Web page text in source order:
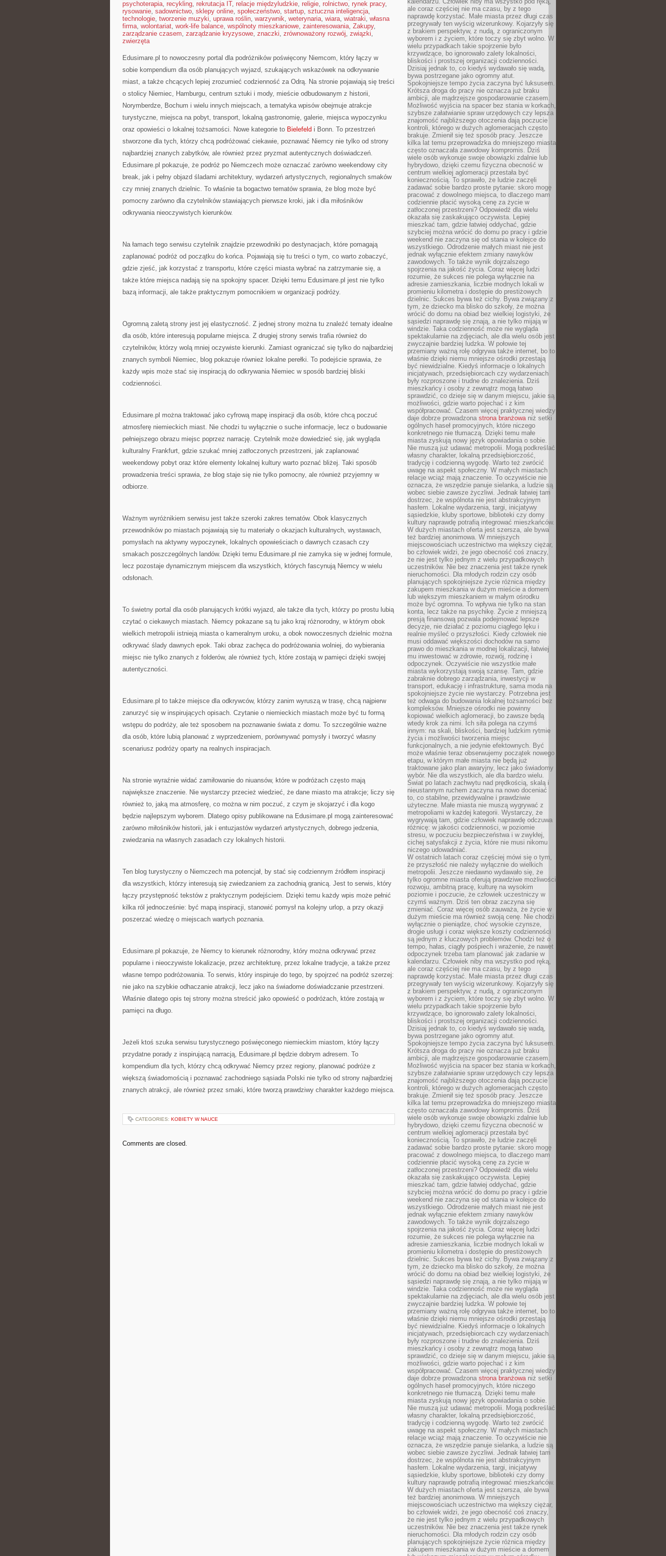
psychoterapia, recykling, rekrutacja IT, relacje międzyludzkie, religie, rolnictwo, rynek pracy,
rysowanie, sadownictwo, sklepy online, społeczeństwo, startup, sztuczna inteligencja,
technologie, tworzenie muzyki, uprawa roślin, warzywnik, weterynaria, wiara, wiatraki, własna
firma, wolontariat, work-life balance, wspólnoty mieszkaniowe, zainteresowania, Zakupy,
zarządzanie czasem, zarządzanie kryzysowe, znaczki, zrównoważony rozwój, związki,
zwierzęta
Edusimare.pl to nowoczesny portal dla podróżników poświęcony Niemcom, który łączy w
sobie kompendium dla osób planujących wyjazd, szukających wskazówek na odkrywanie
miast, a także chcących lepiej zrozumieć codzienność za Odrą. Na stronie pojawiają się treści
o stolicy Niemiec, Hamburgu, centrum sztuki i mody, mieście odbudowanym z historii,
Norymberdze, Bochum i wielu innych miejscach, a tematyka wpisów obejmuje atrakcje
turystyczne, miejsca na pobyt, transport, lokalną gastronomię, galerie, miejsca wypoczynku
oraz opowieści o lokalnej tożsamości. Nowe kategorie to Bielefeld i Bonn. To przestrzeń
stworzone dla tych, którzy chcą podróżować ciekawie, poznawać Niemcy nie tylko od strony
najbardziej znanych zabytków, ale również przez pryzmat autentycznych doświadczeń.
Edusimare.pl pokazuje, że podróż po Niemczech może oznaczać zarówno weekendowy city
break, jak i pełny objazd śladami architektury, wydarzeń artystycznych, regionalnych smaków
czy mniej znanych dzielnic. To właśnie ta bogactwo tematów sprawia, że blog może być
pomocny zarówno dla czytelników stawiających pierwsze kroki, jak i dla miłośników
odkrywania nieoczywistych kierunków.
Na łamach tego serwisu czytelnik znajdzie przewodniki po destynacjach, które pomagają
zaplanować podróż od początku do końca. Pojawiają się tu treści o tym, co warto zobaczyć,
gdzie zjeść, jak korzystać z transportu, które części miasta wybrać na zatrzymanie się, a
także które miejsca nadają się na spokojny spacer. Dzięki temu Edusimare.pl jest nie tylko
bazą informacji, ale także praktycznym pomocnikiem w organizacji podróży.
Ogromną zaletą strony jest jej elastyczność. Z jednej strony można tu znaleźć tematy idealne
dla osób, które interesują popularne miejsca. Z drugiej strony serwis trafia również do
czytelników, którzy wolą mniej oczywiste kierunki. Zamiast ograniczać się tylko do najbardziej
znanych symboli Niemiec, blog pokazuje również lokalne perełki. To podejście sprawia, że
każdy wpis może stać się inspiracją do odkrywania Niemiec w sposób bardziej bliski
codzienności.
Edusimare.pl można traktować jako cyfrową mapę inspiracji dla osób, które chcą poczuć
atmosferę niemieckich miast. Nie chodzi tu wyłącznie o suche informacje, lecz o budowanie
pełniejszego obrazu miejsc poprzez narrację. Czytelnik może dowiedzieć się, jak wygląda
kulturalny Frankfurt, gdzie szukać mniej zatłoczonych przestrzeni, jak zaplanować
weekendowy pobyt oraz które elementy lokalnej kultury warto poznać bliżej. Taki sposób
prowadzenia treści sprawia, że blog staje się nie tylko pomocny, ale również przyjemny w
odbiorze.
Ważnym wyróżnikiem serwisu jest także szeroki zakres tematów. Obok klasycznych
przewodników po miastach pojawiają się tu materiały o okazjach kulturalnych, wystawach,
pomysłach na aktywny wypoczynek, lokalnych opowieściach o dawnych czasach czy
smakach poszczególnych landów. Dzięki temu Edusimare.pl nie zamyka się w jednej formule,
lecz pozostaje dynamicznym miejscem dla wszystkich, których fascynują Niemcy w wielu
odsłonach.
To świetny portal dla osób planujących krótki wyjazd, ale także dla tych, którzy po prostu lubią
czytać o ciekawych miastach. Niemcy pokazane są tu jako kraj różnorodny, w którym obok
wielkich metropolii istnieją miasta o kameralnym uroku, a obok nowoczesnych dzielnic można
odkrywać ślady dawnych epok. Taki obraz zachęca do podróżowania wolniej, do wybierania
miejsc nie tylko znanych z folderów, ale również tych, które zostają w pamięci dzięki swojej
autentyczności.
Edusimare.pl to także miejsce dla odkrywców, którzy zanim wyruszą w trasę, chcą najpierw
zanurzyć się w inspirujących opisach. Czytanie o niemieckich miastach może być tu formą
wstępu do podróży, ale też sposobem na poznawanie świata z domu. To szczególnie ważne
dla osób, które lubią planować z wyprzedzeniem, porównywać pomysły i tworzyć własny
scenariusz podróży oparty na realnych inspiracjach.
Na stronie wyraźnie widać zamiłowanie do niuansów, które w podróżach często mają
największe znaczenie. Nie wystarczy przecież wiedzieć, że dane miasto ma atrakcje; liczy się
również to, jaką ma atmosferę, co można w nim poczuć, z czym je skojarzyć i dla kogo
będzie najlepszym wyborem. Dlatego opisy publikowane na Edusimare.pl mogą zainteresować
zarówno miłośników historii, jak i entuzjastów wydarzeń artystycznych, dobrego jedzenia,
zwiedzania na własnych zasadach czy lokalnych historii.
Ten blog turystyczny o Niemczech ma potencjał, by stać się codziennym źródłem inspiracji
dla wszystkich, którzy interesują się zwiedzaniem za zachodnią granicą. Jest to serwis, który
łączy przystępność tekstów z praktycznym podejściem. Dzięki temu każdy wpis może pełnić
kilka ról jednocześnie: być mapą inspiracji, stanowić pomysł na kolejny urlop, a przy okazji
poszerzać wiedzę o miejscach wartych poznania.
Edusimare.pl pokazuje, że Niemcy to kierunek różnorodny, który można odkrywać przez
popularne i nieoczywiste lokalizacje, przez architekturę, przez lokalne tradycje, a także przez
własne tempo podróżowania. To serwis, który inspiruje do tego, by spojrzeć na podróż szerzej:
nie jako na szybkie odhaczanie atrakcji, lecz jako na świadome doświadczanie przestrzeni.
Właśnie dlatego opis tej strony można streścić jako opowieść o podróżach, które zostają w
pamięci na długo.
Jeżeli ktoś szuka serwisu turystycznego poświęconego niemieckim miastom, który łączy
przydatne porady z inspirującą narracją, Edusimare.pl będzie dobrym adresem. To
kompendium dla tych, którzy chcą odkrywać Niemcy przez regiony, planować podróże z
większą świadomością i poznawać zachodniego sąsiada Polski nie tylko od strony najbardziej
znanych atrakcji, ale również przez smaki, które tworzą prawdziwy charakter każdego miejsca.
CATEGORIES: KOBIETY W NAUCE
Comments are closed.
ale coraz częściej nie ma czasu, by z tego
naprawdę korzystać. Małe miasta przez długi czas
przegrywały ten wyścig wizerunkowy. Kojarzyły się
z brakiem perspektyw, z nudą, z ograniczonym
wyborem i z życiem, które toczy się zbyt wolno. W
wielu przypadkach takie spojrzenie było
krzywdzące, bo ignorowało zalety lokalności,
bliskości i prostszej organizacji codzienności.
Dzisiaj jednak to, co kiedyś wydawało się wadą,
bywa postrzegane jako ogromny atut.
Spokojniejsze tempo życia zaczyna być luksusem.
Krótsza droga do pracy nie oznacza już braku
ambicji, ale mądrzejsze gospodarowanie czasem.
Możliwość wyjścia na spacer bez stania w korkach,
szybsze załatwianie spraw urzędowych czy lepsza
znajomość najbliższego otoczenia dają poczucie
kontroli, którego w dużych aglomeracjach często
brakuje. Zmienił się też sposób pracy. Jeszcze
kilka lat temu przeprowadzka do mniejszego miasta
często oznaczała zawodowy kompromis. Dziś
wiele osób wykonuje swoje obowiązki zdalnie lub
hybrydowo, dzięki czemu fizyczna obecność w
centrum wielkiej aglomeracji przestała być
koniecznością. To sprawiło, że ludzie zaczęli
zadawać sobie bardzo proste pytanie: skoro mogę
pracować z dowolnego miejsca, to dlaczego mam
codziennie płacić wysoką cenę za życie w
zatłoczonej przestrzeni? Odpowiedź dla wielu
okazała się zaskakująco oczywista. Lepiej
mieszkać tam, gdzie łatwiej oddychać, gdzie
szybciej można wrócić do domu po pracy i gdzie
weekend nie zaczyna się od stania w kolejce do
wszystkiego. Odrodzenie małych miast nie jest
jednak wyłącznie efektem zmiany nawyków
zawodowych. To także wynik dojrzalszego
spojrzenia na jakość życia. Coraz więcej ludzi
rozumie, że sukces nie polega wyłącznie na
adresie zamieszkania, liczbie modnych lokali w
promieniu kilometra i dostępie do prestiżowych
dzielnic. Sukces bywa też cichy. Bywa związany z
tym, że dziecko ma blisko do szkoły, że można
wrócić do domu na obiad bez wielkiej logistyki, że
sąsiedzi naprawdę się znają, a nie tylko mijają w
windzie. Taka codzienność może nie wygląda
spektakularnie na zdjęciach, ale dla wielu osób jest
zwyczajnie bardziej ludzka. W połowie tej
przemiany ważną rolę odgrywa także internet, bo to
właśnie dzięki niemu mniejsze ośrodki przestają
być niewidzialne. Kiedyś informacje o lokalnych
inicjatywach, przedsiębiorcach czy wydarzeniach
były rozproszone i trudne do znalezienia. Dziś
mieszkańcy i osoby z zewnątrz mogą łatwo
sprawdzić, co dzieje się w danym miejscu, jakie są
możliwości, gdzie warto pojechać i z kim
współpracować. Czasem więcej praktycznej wiedzy
daje dobrze prowadzona strona branżowaniż setki
ogólnych haseł promocyjnych, które niczego
konkretnego nie tłumaczą. Dzięki temu małe
miasta zyskują nowy język opowiadania o sobie.
Nie muszą już udawać metropolii. Mogą podkreślać
własny charakter, lokalną przedsiębiorczość,
tradycję i codzienną wygodę. Warto też zwrócić
uwagę na aspekt społeczny. W małych miastach
relacje wciąż mają znaczenie. To oczywiście nie
oznacza, że wszędzie panuje sielanka, a ludzie są
wobec siebie zawsze życzliwi. Jednak łatwiej tam
dostrzec, że wspólnota nie jest abstrakcyjnym
hasłem. Lokalne wydarzenia, targi, inicjatywy
sąsiedzkie, kluby sportowe, biblioteki czy domy
kultury naprawdę potrafią integrować mieszkańców.
W dużych miastach oferta jest szersza, ale bywa
też bardziej anonimowa. W mniejszych
miejscowościach uczestnictwo ma większy ciężar,
bo człowiek widzi, że jego obecność coś znaczy,
że nie jest tylko jednym z wielu przypadkowych
uczestników. Nie bez znaczenia jest także rynek
nieruchomości. Dla młodych rodzin czy osób
planujących spokojniejsze życie różnica między
zakupem mieszkania w dużym mieście a domem
lub większym mieszkaniem w małym ośrodku
może być ogromna. To wpływa nie tylko na stan
konta, lecz także na psychikę. Życie z mniejszą
presją finansową pozwala podejmować lepsze
decyzje, nie działać z poziomu ciągłego lęku i
realnie myśleć o przyszłości. Kiedy człowiek nie
musi oddawać większości dochodów na samo
prawo do mieszkania w modnej lokalizacji, łatwiej
mu inwestować w zdrowie, rozwój, rodzinę i
odpoczynek. Oczywiście nie wszystkie małe
miasta wykorzystają swoją szansę. Tam, gdzie
zabraknie dobrego zarządzania, inwestycji w
transport, edukację i infrastrukturę, sama moda na
spokojniejsze życie nie wystarczy. Potrzebna jest
też odwaga do budowania lokalnej tożsamości bez
kompleksów. Mniejsze ośrodki nie powinny
kopiować wielkich aglomeracji, bo zawsze będą
wtedy krok za nimi. Ich siła polega na czymś
innym: na skali, bliskości, bardziej ludzkim rytmie
życia i możliwości tworzenia miejsc
funkcjonalnych, a nie jedynie efektownych. Być
może właśnie teraz obserwujemy początek nowego
etapu, w którym małe miasta nie będą już
traktowane jako plan awaryjny, lecz jako świadomy
wybór. Nie dla wszystkich, ale dla bardzo wielu.
Świat po latach zachwytu nad prędkością, skalą i
nieustannym ruchem zaczyna na nowo doceniać
to, co stabilne, przewidywalne i prawdziwie
użyteczne. Małe miasta nie muszą wygrywać z
metropoliami w każdej kategorii. Wystarczy, że
wygrywają tam, gdzie człowiek naprawdę odczuwa
różnicę: w jakości codzienności, w poziomie
stresu, w poczuciu bezpieczeństwa i w zwykłej,
cichej satysfakcji z życia, które nie musi nikomu
niczego udowadniać.
W ostatnich latach coraz częściej mówi się o tym,
że przyszłość nie należy wyłącznie do wielkich
metropolii. Jeszcze niedawno wydawało się, że
tylko ogromne miasta oferują prawdziwe możliwości
rozwoju, ambitną pracę, kulturę na wysokim
poziomie i poczucie, że człowiek uczestniczy w
czymś ważnym. Dziś ten obraz zaczyna się
zmieniać. Coraz więcej osób zauważa, że życie w
dużym mieście ma również swoją cenę. Nie chodzi
wyłącznie o pieniądze, choć wysokie czynsze,
drogie usługi i coraz większe koszty codzienności
są jednym z kluczowych problemów. Chodzi też o
tempo, hałas, ciągły pośpiech i wrażenie, że nawet
odpoczynek trzeba tam planować jak zadanie w
kalendarzu. Człowiek niby ma wszystko pod ręką,
ale coraz częściej nie ma czasu, by z tego
naprawdę korzystać. Małe miasta przez długi czas
przegrywały ten wyścig wizerunkowy. Kojarzyły się
z brakiem perspektyw, z nudą, z ograniczonym
wyborem i z życiem, które toczy się zbyt wolno. W
wielu przypadkach takie spojrzenie było
krzywdzące, bo ignorowało zalety lokalności,
bliskości i prostszej organizacji codzienności.
Dzisiaj jednak to, co kiedyś wydawało się wadą,
bywa postrzegane jako ogromny atut.
Spokojniejsze tempo życia zaczyna być luksusem.
Krótsza droga do pracy nie oznacza już braku
ambicji, ale mądrzejsze gospodarowanie czasem.
Możliwość wyjścia na spacer bez stania w korkach,
szybsze załatwianie spraw urzędowych czy lepsza
znajomość najbliższego otoczenia dają poczucie
kontroli, którego w dużych aglomeracjach często
brakuje. Zmienił się też sposób pracy. Jeszcze
kilka lat temu przeprowadzka do mniejszego miasta
często oznaczała zawodowy kompromis. Dziś
wiele osób wykonuje swoje obowiązki zdalnie lub
hybrydowo, dzięki czemu fizyczna obecność w
centrum wielkiej aglomeracji przestała być
koniecznością. To sprawiło, że ludzie zaczęli
zadawać sobie bardzo proste pytanie: skoro mogę
pracować z dowolnego miejsca, to dlaczego mam
codziennie płacić wysoką cenę za życie w
zatłoczonej przestrzeni? Odpowiedź dla wielu
okazała się zaskakująco oczywista. Lepiej
mieszkać tam, gdzie łatwiej oddychać, gdzie
szybciej można wrócić do domu po pracy i gdzie
weekend nie zaczyna się od stania w kolejce do
wszystkiego. Odrodzenie małych miast nie jest
jednak wyłącznie efektem zmiany nawyków
zawodowych. To także wynik dojrzalszego
spojrzenia na jakość życia. Coraz więcej ludzi
rozumie, że sukces nie polega wyłącznie na
adresie zamieszkania, liczbie modnych lokali w
promieniu kilometra i dostępie do prestiżowych
dzielnic. Sukces bywa też cichy. Bywa związany z
tym, że dziecko ma blisko do szkoły, że można
wrócić do domu na obiad bez wielkiej logistyki, że
sąsiedzi naprawdę się znają, a nie tylko mijają w
windzie. Taka codzienność może nie wygląda
spektakularnie na zdjęciach, ale dla wielu osób jest
zwyczajnie bardziej ludzka. W połowie tej
przemiany ważną rolę odgrywa także internet, bo to
właśnie dzięki niemu mniejsze ośrodki przestają
być niewidzialne. Kiedyś informacje o lokalnych
inicjatywach, przedsiębiorcach czy wydarzeniach
były rozproszone i trudne do znalezienia. Dziś
mieszkańcy i osoby z zewnątrz mogą łatwo
sprawdzić, co dzieje się w danym miejscu, jakie są
możliwości, gdzie warto pojechać i z kim
współpracować. Czasem więcej praktycznej wiedzy
daje dobrze prowadzona strona branżowaniż setki
ogólnych haseł promocyjnych, które niczego
konkretnego nie tłumaczą. Dzięki temu małe
miasta zyskują nowy język opowiadania o sobie.
Nie muszą już udawać metropolii. Mogą podkreślać
własny charakter, lokalną przedsiębiorczość,
tradycję i codzienną wygodę. Warto też zwrócić
uwagę na aspekt społeczny. W małych miastach
relacje wciąż mają znaczenie. To oczywiście nie
oznacza, że wszędzie panuje sielanka, a ludzie są
wobec siebie zawsze życzliwi. Jednak łatwiej tam
dostrzec, że wspólnota nie jest abstrakcyjnym
hasłem. Lokalne wydarzenia, targi, inicjatywy
sąsiedzkie, kluby sportowe, biblioteki czy domy
kultury naprawdę potrafią integrować mieszkańców.
W dużych miastach oferta jest szersza, ale bywa
też bardziej anonimowa. W mniejszych
miejscowościach uczestnictwo ma większy ciężar,
bo człowiek widzi, że jego obecność coś znaczy,
że nie jest tylko jednym z wielu przypadkowych
uczestników. Nie bez znaczenia jest także rynek
nieruchomości. Dla młodych rodzin czy osób
planujących spokojniejsze życie różnica między
zakupem mieszkania w dużym mieście a domem